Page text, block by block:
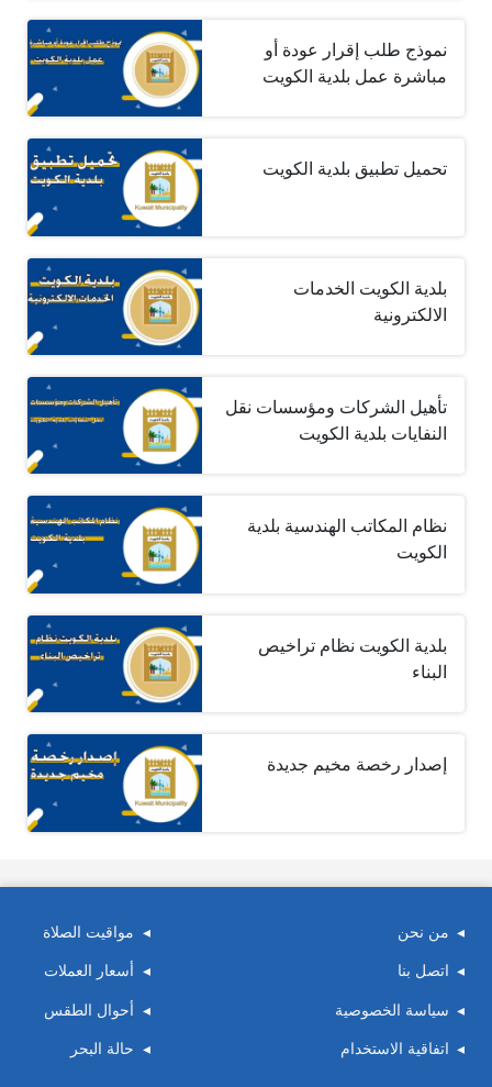
نموذج طلب إقرار عودة أو
مباشرة عمل بلدية الكويت
تحميل تطبيق بلدية الكويت
بلدية الكويت الخدمات
الالكترونية
تأهيل الشركات ومؤسسات نقل
النفايات بلدية الكويت
نظام المكاتب الهندسية بلدية
الكويت
بلدية الكويت نظام تراخيص
البناء
إصدار رخصة مخيم جديدة
من نحن
اتصل بنا
سياسة الخصوصية
اتفاقية الاستخدام
مواقيت الصلاة
أسعار العملات
أحوال الطقس
حالة البحر